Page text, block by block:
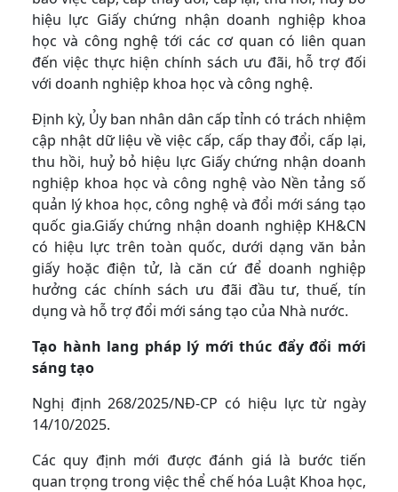
hiệu lực Giấy chứng nhận doanh nghiệp khoa
học và công nghệ tới các cơ quan có liên quan
đến việc thực hiện chính sách ưu đãi, hỗ trợ đối
với doanh nghiệp khoa học và công nghệ.
Định kỳ, Ủy ban nhân dân cấp tỉnh có trách nhiệm
cập nhật dữ liệu về việc cấp, cấp thay đổi, cấp lại,
thu hồi, huỷ bỏ hiệu lực Giấy chứng nhận doanh
nghiệp khoa học và công nghệ vào Nền tảng số
quản lý khoa học, công nghệ và đổi mới sáng tạo
quốc gia.Giấy chứng nhận doanh nghiệp KH&CN
có hiệu lực trên toàn quốc, dưới dạng văn bản
giấy hoặc điện tử, là căn cứ để doanh nghiệp
hưởng các chính sách ưu đãi đầu tư, thuế, tín
dụng và hỗ trợ đổi mới sáng tạo của Nhà nước.
Tạo hành lang pháp lý mới thúc đẩy đổi mới
sáng tạo
Nghị định 268/2025/NĐ-CP có hiệu lực từ ngày
14/10/2025.
Các quy định mới được đánh giá là bước tiến
quan trọng trong việc thể chế hóa Luật Khoa học,